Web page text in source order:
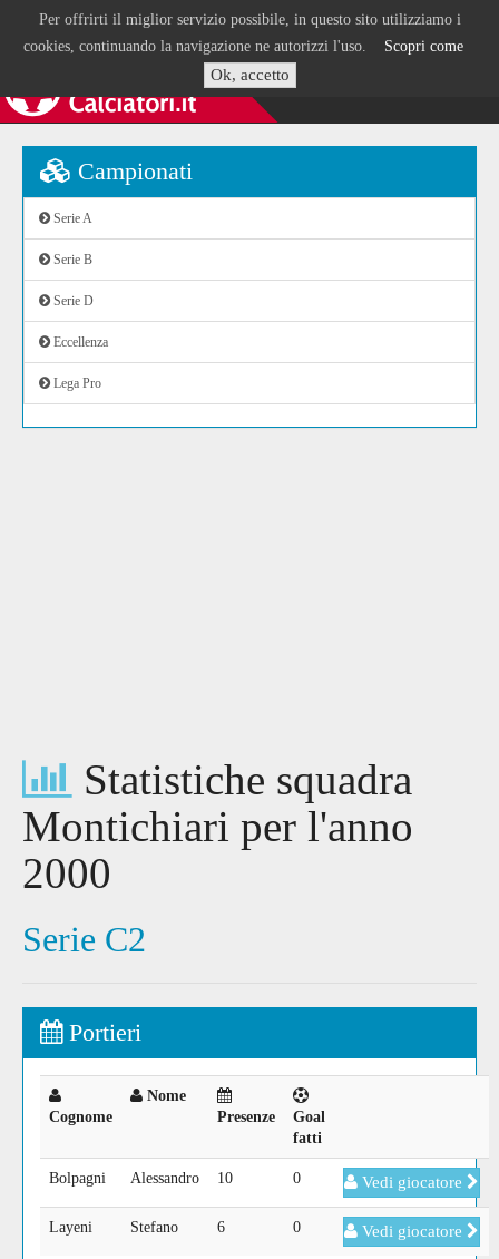
Per offrirti il miglior servizio possibile, in questo sito utilizziamo i
cookies, continuando la navigazione ne autorizzi l'uso. Scopri come
Ok, accetto
Campionati
Serie A
Serie B
Serie D
Eccellenza
Lega Pro
Statistiche squadra
Montichiari per l'anno
2000
Serie C2
Portieri
Cognome
Nome
Presenze
Goal
fatti
Bolpagni Alessandro 10 0 Vedi giocatore
Layeni Stefano 6 0 Vedi giocatore